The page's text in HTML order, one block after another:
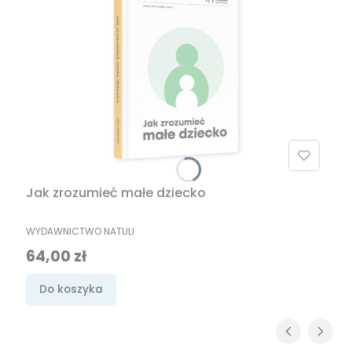
Jak zrozumieć małe dziecko
PRODUCENT
WYDAWNICTWO NATULI
Cena
64,00 zł
Do koszyka